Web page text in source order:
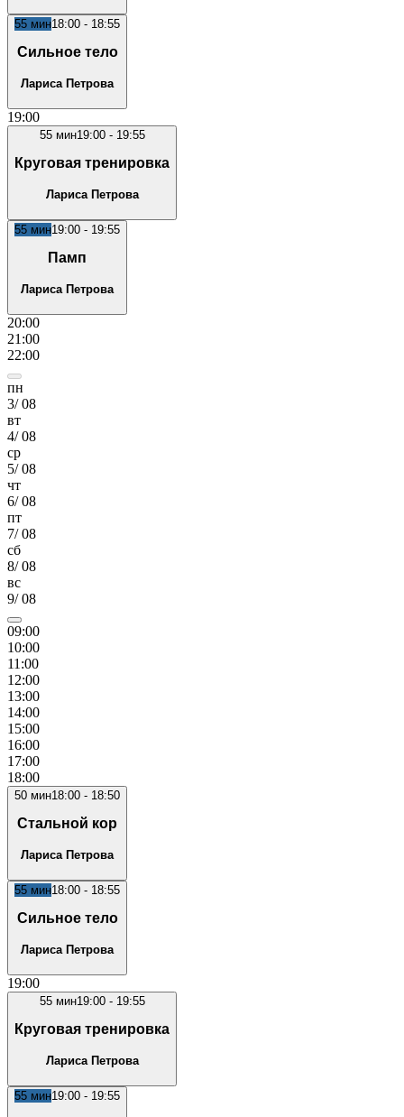
55 мин18:00 - 18:55
Сильное тело
Лариса Петрова
19:00
55мин19:00- 19:55
Круговая тренировка
Лариса Петрова
55 мин19:00 - 19:55
Памп
Лариса Петрова
20:00
21 :00
22:00
пн
3/08
вт
4/08
ср
5/08
чт
6/08
пт
7/08
сб
8/08
вс
9/08
09:00
10:00
11 :00
12:00
13:00
14:00
15:00
16:00
17:00
18:00
50 мин18:00 - 18:50
Стальной кор
Лариса Петрова
55 мин18:00 - 18:55
Сильное тело
Лариса Петрова
19:00
55мин19:00- 19:55
Круговая тренировка
Лариса Петрова
55 мин19:00 - 19:55